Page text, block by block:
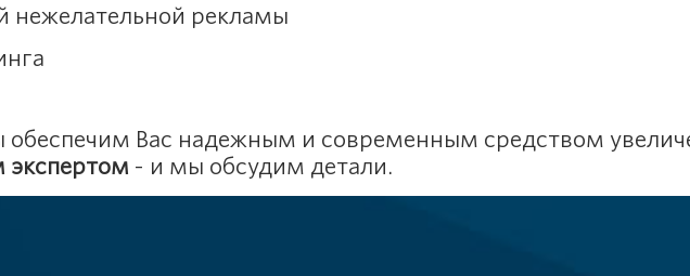
нежелательной рекламы
обеспечим Вас надежным и современным средством
экспертом - и мы обсудим детали.